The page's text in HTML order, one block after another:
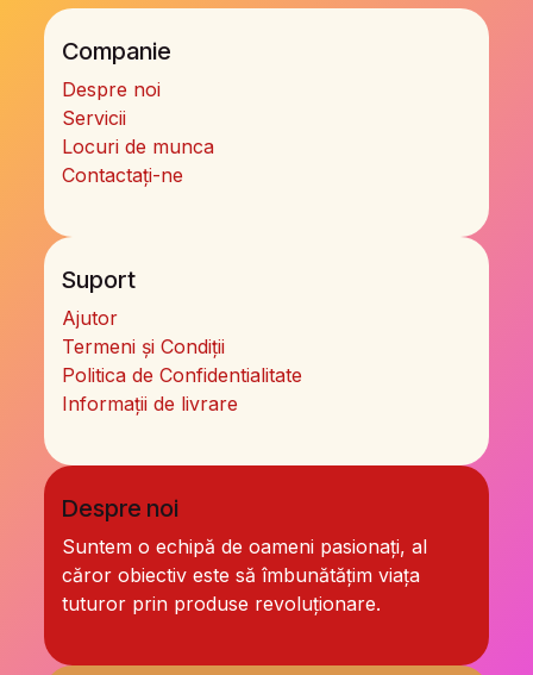
Companie
Despre noi
Servicii
Locuri de munca
Contactați-ne
Suport
Ajutor
Termeni și Condiții
Politica de Confidentialitate
Informații de livrare
Despre noi
Suntem o echipă de oameni pasionați, al
căror obiectiv este să îmbunătățim viața
tuturor prin produse revoluționare.